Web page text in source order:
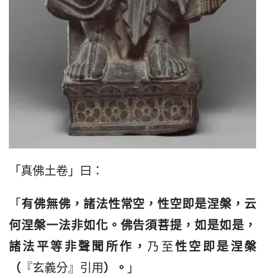
「真佛土卷」曰：
「 有佛無佛，諸法性常空，性空即是涅槃，云
何涅槃一法非如化。佛告須菩提，如是如是，
諸法平等非聲聞所作， 乃至性空即是涅槃
（ 『玄義分』引用）。 」